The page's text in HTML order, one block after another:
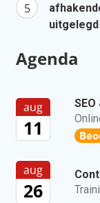
uitgelegd
Agenda
aug
11
SEO
aug
26